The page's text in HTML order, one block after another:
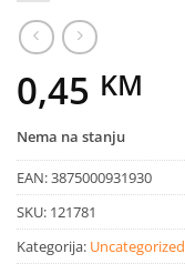
0,45 KM
Nema na stanju
EAN:3875000931930
SKU: 121781
Kategorija: Uncategorized